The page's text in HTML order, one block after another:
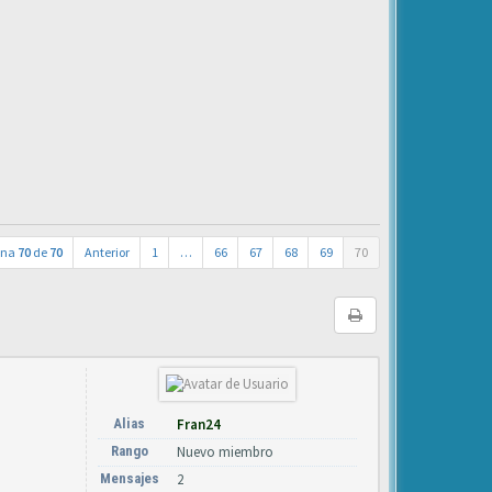
70 de 70 Anterior 1 … 66 67 68 69 70
Alias Fran24
Rango Nuevo miembro
Mensajes 2